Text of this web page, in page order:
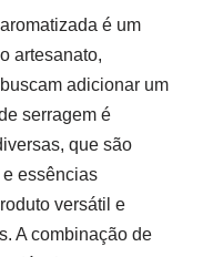
é um
artesanato,
adicionar um
serragem é
que são
essências
versátil e
A combinação de